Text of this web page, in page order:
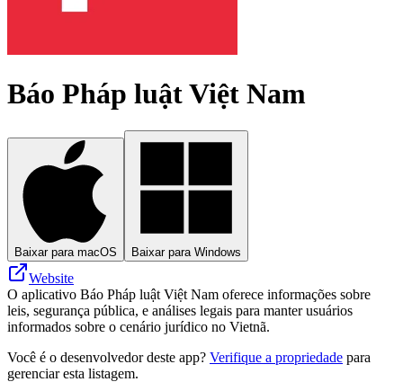
Báo Pháp luật Việt Nam
Baixar para macOS Baixar para Windows
Website
O aplicativo Báo Pháp luật Việt Nam oferece informações sobre
leis, segurança pública, e análises legais para manter usuários
informados sobre o cenário jurídico no Vietnã.
Você é o desenvolvedor deste app? Verifique a propriedade para
gerenciar esta listagem.